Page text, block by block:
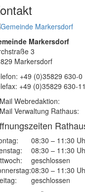
Markersdorf
3
Markersdorf
+49 (0)35829 630-0
+49 (0)35829 630-11
Webredaktion:
Verwaltung Rathaus:
08:30 – 11:30
08:30 – 11:30
geschlossen
08:30 – 11:30
geschlossen